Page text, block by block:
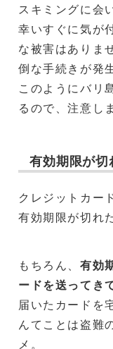
スキミングに会
幸いすぐに気が
な被害はありま
倒な手続きが発生
このようにバリ
るので、注意し
有効期限が
クレジットカー
有効期限が切れ
もちろん、 有効
ードを送ってき
届いたカードを
んてことは盗難
メ。